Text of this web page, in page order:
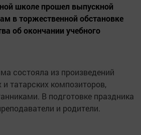
школе прошел выпускной
в торжественной обстановке
об окончании учебного
состояла из произведений
татарских композиторов,
В подготовке праздника
и родители.